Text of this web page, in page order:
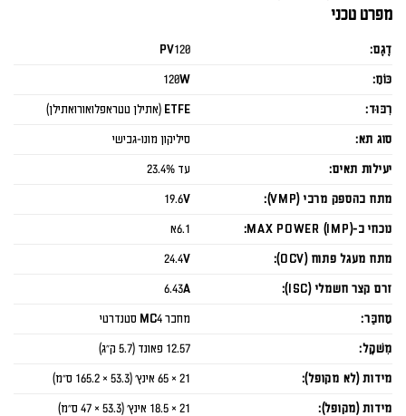
מפרט טכני
דֶגֶם: PV120
כּוֹחַ: 120W
רִבּוּד: ETFE (אתילן טטראפלואורואתילן)
סוג תא: סיליקון מונו-גבישי
יעילות תאים: עד 23.4%
מתח בהספק מרבי (VMP): 19.6V
נוכחי ב-MAX POWER (IMP): 6.1א
מתח מעגל פתוח (OCV): 24.4V
זרם קצר חשמלי (ISC): 6.43A
מַחבֵּר: מחבר MC4 סטנדרטי
מִשׁקָל: 12.57 פאונד (5.7 ק"ג)
מידות (לא מקופל): 21 × 65 אינץ' (53.3 × 165.2 ס"מ)
מידות (מקופל): 21 × 18.5 אינץ' (53.3 × 47 ס"מ)